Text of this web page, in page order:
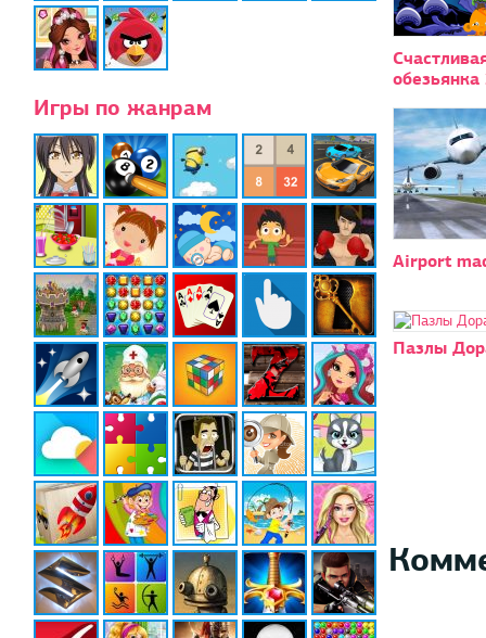
Игры по жанрам
обезьянка
Airport
Пазлы